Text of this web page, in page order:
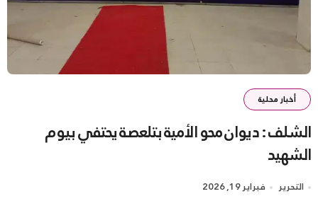
أخبار محلية
الشلف : ديوان محو الأمية بتلعصة يحتفي بيوم
الشهيد
التحرير فبراير 19, 2026